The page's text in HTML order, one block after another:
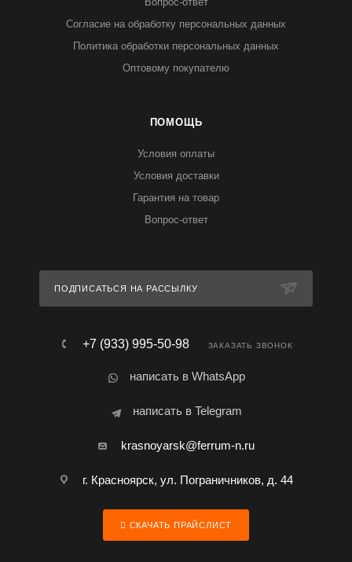
Согласие на обработку персональных данных
Политика обработки персональных данных
Оптовому покупателю
ПОМОЩЬ
Условия оплаты
Условия доставки
Гарантия на товар
Вопрос-ответ
ПОДПИСАТЬСЯ НА РАССЫЛКУ
+7 (933) 995-50-98 ЗАКАЗАТЬ ЗВОНОК
написать в WhatsApp
написать в Telegram
krasnoyarsk@ferrum-n.ru
г. Красноярск, ул. Пограничников, д. 44
СКАЧАТЬ ПРАЙСЛИСТ